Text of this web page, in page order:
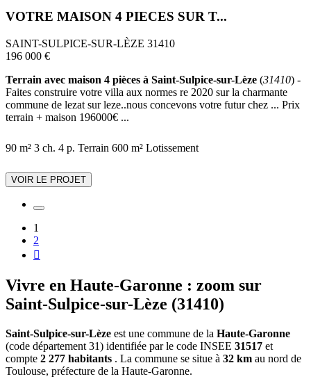
VOTRE MAISON 4 PIECES SUR T...
SAINT-SULPICE-SUR-LÈZE 31410
196 000 €
Terrain avec maison 4 pièces à Saint-Sulpice-sur-Lèze (31410) -
Faites construire votre villa aux normes re 2020 sur la charmante
commune de lezat sur leze..nous concevons votre futur chez ... Prix
terrain + maison 196000€ ...
90 m² 3 ch. 4 p. Terrain 600 m² Lotissement
VOIR LE PROJET
1
2

Vivre en Haute-Garonne : zoom sur
Saint-Sulpice-sur-Lèze (31410)
Saint-Sulpice-sur-Lèze est une commune de la Haute-Garonne
(code département 31) identifiée par le code INSEE 31517 et
compte 2 277 habitants . La commune se situe à 32 km au nord de
Toulouse, préfecture de la Haute-Garonne.